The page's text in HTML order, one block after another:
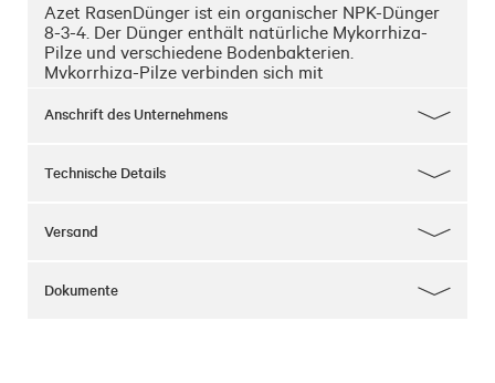
Azet RasenDünger ist ein organischer NPK-Dünger
8-3-4. Der Dünger enthält natürliche Mykorrhiza-
Pilze und verschiedene Bodenbakterien.
Mykorrhiza-Pilze verbinden sich mit
um ein Vielfaches. Dadurch wird eine höhere
bei Trockenheit und ernährt die Pflanze zusätzlich.
umzuwandeln. Zudem beleben sie den Boden,
dauerhaft Moos und Unkraut.
Anschrift des Unternehmens
Technische Details
Versand
Dokumente